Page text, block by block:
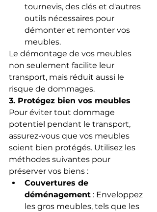
tournevis, des clés et d'autres
outils nécessaires pour
démonter et remonter vos
meubles.
Le démontage de vos meubles
non seulement facilite leur
transport, mais réduit aussi le
risque de dommages.
3. Protégez bien vos meubles
Pour éviter tout dommage
potentiel pendant le transport,
assurez-vous que vos meubles
soient bien protégés. Utilisez les
méthodes suivantes pour
préserver vos biens :
Couvertures de
déménagement : Enveloppez
les gros meubles, tels que les